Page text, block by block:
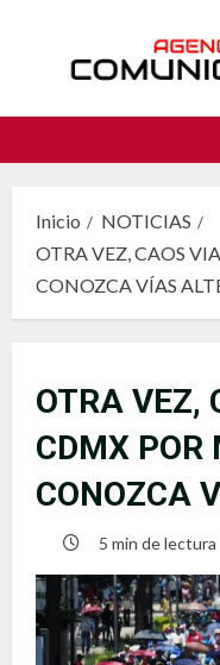
contenido
Inicio
NOTICIAS
OTRA VEZ, CAOS
CONOZCA VÍAS
OTRA VEZ,
CDMX POR
CONOZCA
5 min de lectura